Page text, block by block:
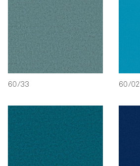
60/33 60/02